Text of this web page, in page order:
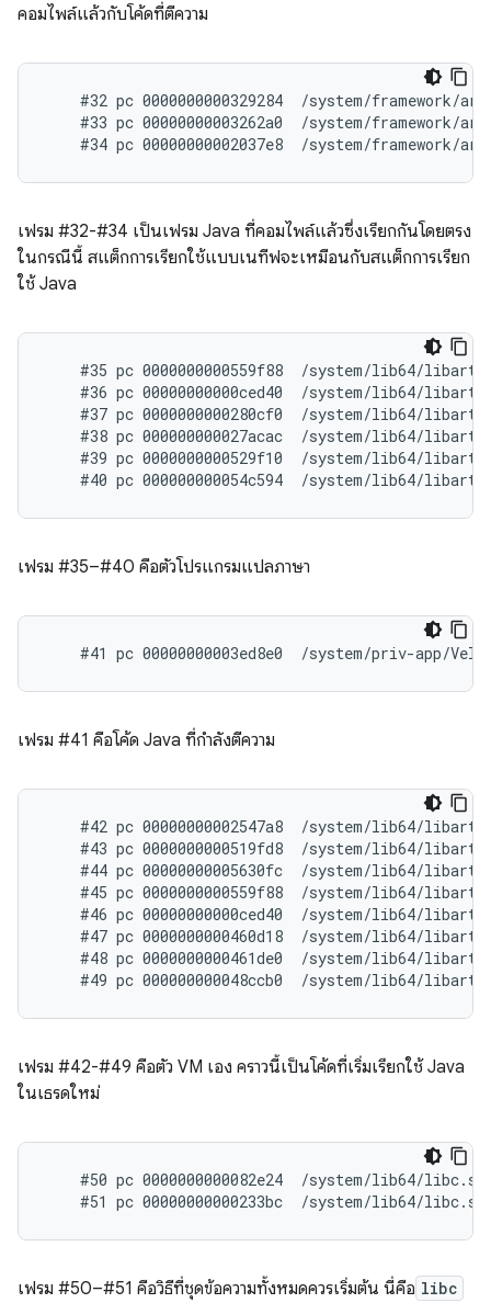
คอมไพล์แล้วกับโค้ดที่ตีความ
#32 pc 0000000000329284  /system/framework/
#33 pc 00000000003262a0  /system/framework/
เฟรม #32-#34 เป็นเฟรม Java ที่คอมไพล์แล้วซึ่งเรียกกันโดยตรง
ในกรณีนี้ สแต็กการเรียกใช้แบบเนทีฟจะเหมือนกับสแต็กการเรียก
ใช้ Java
#35 pc 0000000000559f88  /system/lib64/
#36 pc 00000000000ced40  /system/lib64/
#37 pc 0000000000280cf0  /system/lib64/
#38 pc 000000000027acac  /system/lib64/
#39 pc 0000000000529f10  /system/lib64/
เฟรม #35–#40 คือตัวโปรแกรมแปลภาษา
เฟรม #41 คือโค้ด Java ที่กำลังตีความ
#42 pc 00000000002547a8  /system/lib64/
#43 pc 0000000000519fd8  /system/lib64/
#44 pc 00000000005630fc  /system/lib64/
#45 pc 0000000000559f88  /system/lib64/
#46 pc 00000000000ced40  /system/lib64/
#47 pc 0000000000460d18  /system/lib64/
#48 pc 0000000000461de0  /system/lib64/
เฟรม #42-#49 คือตัว VM เอง คราวนี้เป็นโค้ดที่เริ่มเรียกใช้ Java
ในเธรดใหม่
#50 pc 0000000000082e24  /system/lib64/
เฟรม #50–#51 คือวิธีที่ชุดข้อความทั้งหมดควรเริ่มต้น นี่คือ libc